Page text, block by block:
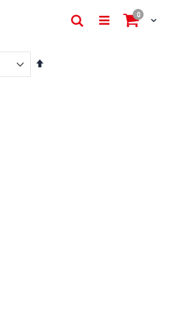
Cart
0Artikel
Suche
In